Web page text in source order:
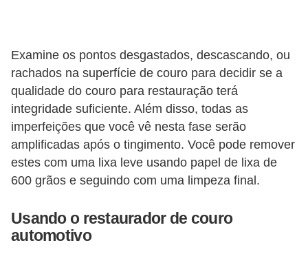
Examine os pontos desgastados, descascando, ou
rachados na superfície de couro para decidir se a
qualidade do couro para restauração terá
integridade suficiente. Além disso, todas as
imperfeições que você vê nesta fase serão
amplificadas após o tingimento. Você pode remover
estes com uma lixa leve usando papel de lixa de
600 grãos e seguindo com uma limpeza final.
Usando o restaurador de couro
automotivo
t
o
m
o
t
i
v
s
L